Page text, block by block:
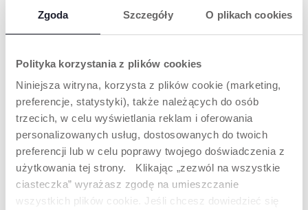
Zgoda Szczegóły O plikach cookies
Polityka korzystania z plików cookies
Niniejsza witryna, korzysta z plików cookie (marketing,
preferencje, statystyki), także należących do osób
trzecich, w celu wyświetlania reklam i oferowania
personalizowanych usług, dostosowanych do twoich
preferencji lub w celu poprawy twojego doświadczenia z
użytkowania tej strony. Klikając „zezwól na wszystkie
ciasteczka” wyrażasz zgodę na umieszczanie
wszystkich plików cookie. Jeśli chcesz dowiedzieć się
FAST-IN
Wózek Lullaglide jest
praktyczny i
wszechstronny: dzięki
adapterom Mysa Fast-
In jest również
kompatybilny z
gondolą Seety i
gondolą Best Friend.
Ć FOTELIKA
SAMOCHODOWE
GO
Fotelik Lullaglide jest
kompatybilny z
fotelikami
samochodowymi
Kory i-Size i First Seat
Recline za pomocą